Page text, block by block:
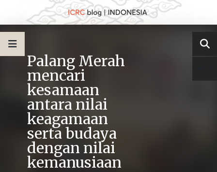
Palang Merah
mencari
kesamaan
antara nilai
keagamaan
serta budaya
dengan nilai
kemanusiaan